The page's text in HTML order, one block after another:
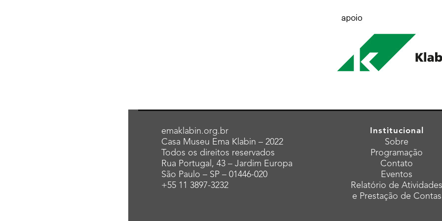
emaklabin.org.br
Casa Museu Ema Klabin – 2022
Todos os direitos reservados
Rua Portugal, 43 – Jardim Europa
São Paulo – SP – 01446-020
+55 11 3897-3232
Institucional
Sobre
Programação
Contato
Eventos
Relatório de
e Prestação de Contas